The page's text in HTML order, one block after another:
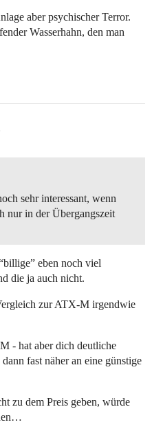
aber psychischer Terror.
Wasserhahn, den man
sehr interessant, wenn
nur in der Übergangszeit
eben noch viel
die ja auch nicht.
zur ATX-M irgendwie
- hat aber dich deutliche
fast näher an eine günstige
zu dem Preis geben, würde